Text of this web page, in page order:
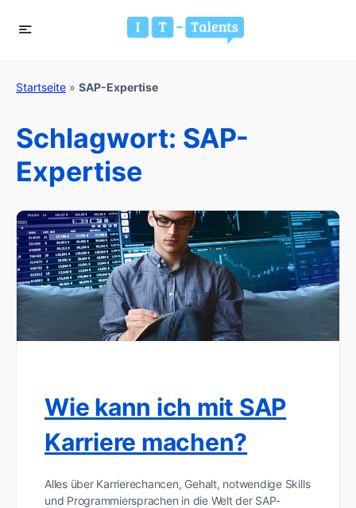
Startseite » SAP-Expertise
Schlagwort: SAP-
Expertise
Wie kann ich mit SAP
Karriere machen?
Alles über Karrierechancen, Gehalt, notwendige Skills
und Programmiersprachen in die Welt der SAP-